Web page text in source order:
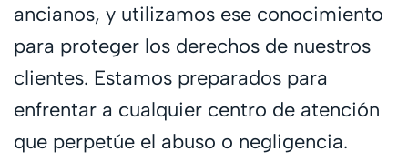
ancianos, y utilizamos ese conocimiento
para proteger los derechos de nuestros
clientes. Estamos preparados para
enfrentar a cualquier centro de atención
que perpetúe el abuso o negligencia.